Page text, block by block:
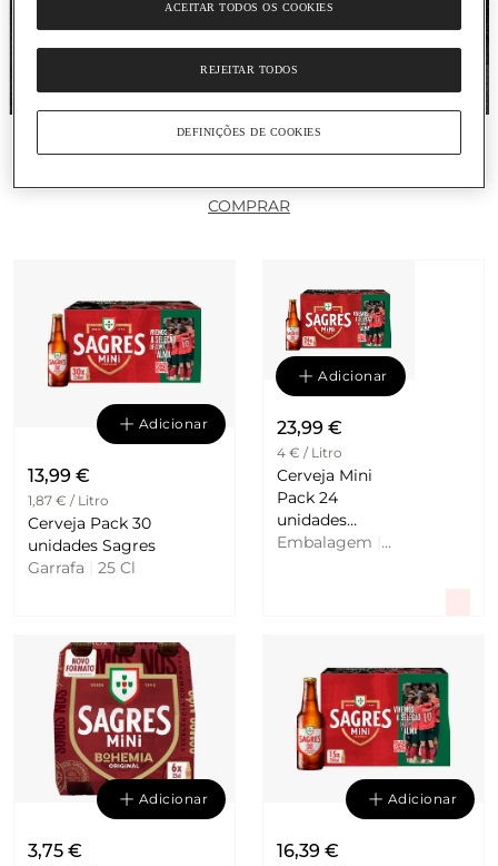
COMPRAR
Adicionar
13,99 €
1,87 € / Litro
Cerveja Pack 30
unidades Sagres
Garrafa
25 Cl
Adicionar
23,99 €
4 € / Litro
Cerveja Mini
Pack 24
unidades
Sagres
Embalagem
Adicionar
3,75 €
Adicionar
16,39 €
REJEITAR TODOS
ACEITAR TODOS OS COOKIES
DEFINIÇÕES DE COOKIES